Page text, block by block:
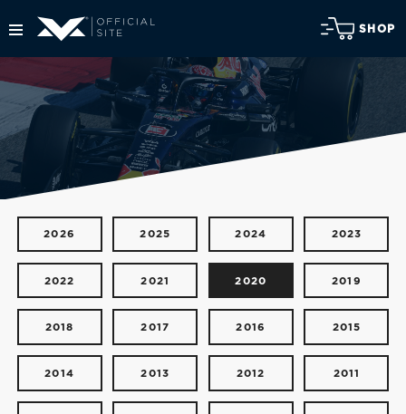
SHOP
2026 2025 2024 2023
2022 2021 2020 2019
2018 2017 2016 2015
2014 2013 2012 2011